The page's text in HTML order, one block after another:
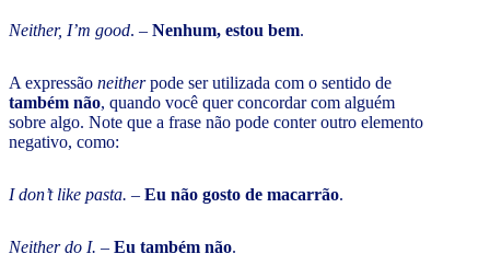
Neither, I’m good. – Nenhum, estou bem.
A expressão neitherpode ser utilizada com o sentido de
também não, quando você quer concordar com alguém
sobre algo. Note que a frase não pode conter outro elemento
negativo, como:
I don’t like pasta. – Eu não gosto de macarrão.
Neither do I. – Eu também não.